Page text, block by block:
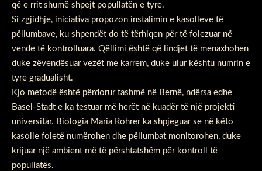
që e rrit shumë shpejt popullatën e tyre.
Si zgjidhje, iniciativa propozon instalimin e kasolleve të
pëllumbave, ku shpendët do të tërhiqen për të folezuar në
vende të kontrolluara. Qëllimi është që lindjet të menaxhohen
duke zëvendësuar vezët me karrem, duke ulur kështu numrin e
tyre gradualisht.
Kjo metodë është përdorur tashmë në Bernë, ndërsa edhe
Basel-Stadt e ka testuar më herët në kuadër të një projekti
universitar. Biologia Maria Rohrer ka shpjeguar se në këto
kasolle foletë numërohen dhe pëllumbat monitorohen, duke
krijuar një ambient më të përshtatshëm për kontroll të
popullatës.